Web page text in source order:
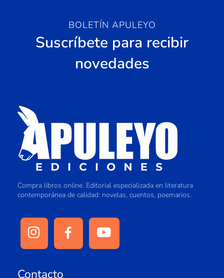
BOLETÍN APULEYO
Suscríbete para recibir
novedades
Compra libros online. Editorial especializada en literatura
contemporánea de calidad: novelas, cuentos, poemarios.
Contacto